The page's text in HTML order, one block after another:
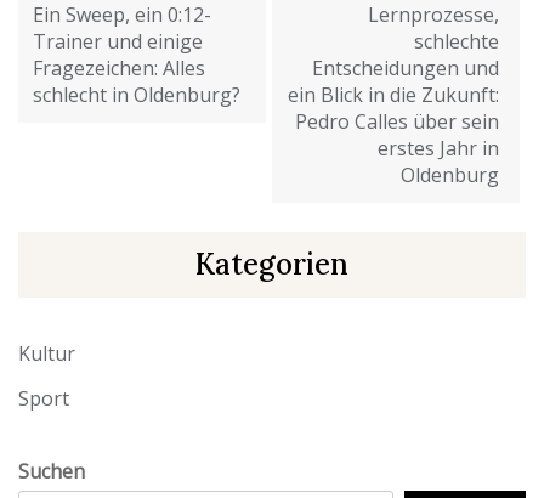
Ein Sweep, ein 0:12-
Trainer und einige
Fragezeichen: Alles
schlecht in Oldenburg?
Lernprozesse,
schlechte
Entscheidungen und
ein Blick in die Zukunft:
Pedro Calles über sein
erstes Jahr in
Oldenburg
Kategorien
Kultur
Sport
Suchen